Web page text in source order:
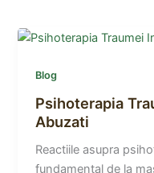
Blog
Psihoterapia
Abuzati
Reactiile asupra
fundamental de la